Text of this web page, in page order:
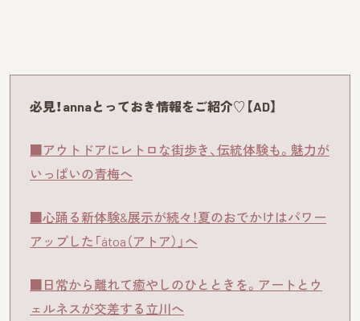
必見！annaとっておき情報をご紹介♡【AD】
■アウトドアにレトロな街歩き、伝統体験も。魅力が
いっぱいの青梅へ
■心踊る新体験&展示が続々！夏のおでかけはパワー
アップした「átoa（アトア）」へ
■日常から離れて癒やしのひとときを。アートとウ
ェルネスが交差する立川へ